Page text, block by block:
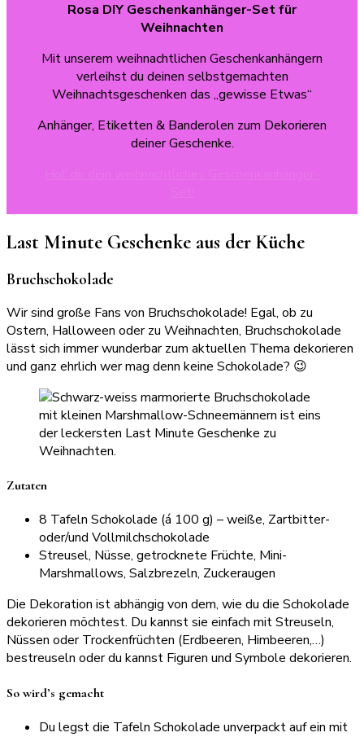
Rosa DIY Geschenkanhänger-Set für
Weihnachten
Mit unserem weihnachtlichen Geschenkanhängern
verleihst du deinen selbstgemachten
Weihnachtsgeschenken das „gewisse Etwas“
Anhänger, Etiketten & Banderolen zum Dekorieren
deiner Geschenke.
Last Minute Geschenke aus der Küche
Bruchschokolade
Wir sind große Fans von Bruchschokolade! Egal, ob zu
Ostern, Halloween oder zu Weihnachten, Bruchschokolade
lässt sich immer wunderbar zum aktuellen Thema dekorieren
und ganz ehrlich wer mag denn keine Schokolade? 😉
Zutaten
8 Tafeln Schokolade (á 100 g) – weiße, Zartbitter-
oder/und Vollmilchschokolade
Streusel, Nüsse, getrocknete Früchte, Mini-
Marshmallows, Salzbrezeln, Zuckeraugen
Die Dekoration ist abhängig von dem, wie du die Schokolade
dekorieren möchtest. Du kannst sie einfach mit Streuseln,
Nüssen oder Trockenfrüchten (Erdbeeren, Himbeeren,…)
bestreuseln oder du kannst Figuren und Symbole dekorieren.
So wird’s gemacht
Du legst die Tafeln Schokolade unverpackt auf ein mit